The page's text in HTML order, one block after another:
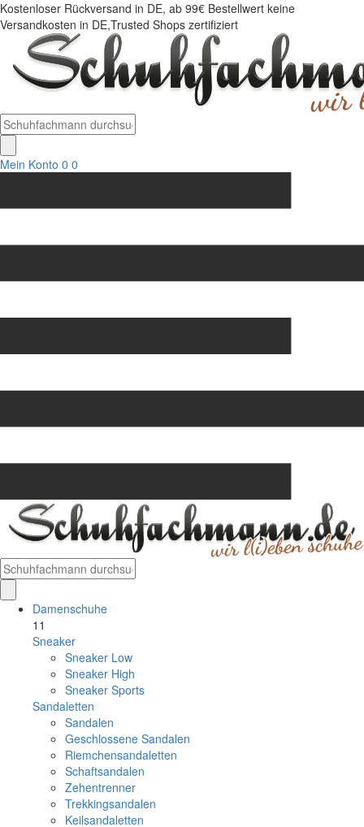
Kostenloser Rückversand in DE, ab 99€ Bestellwert keine
Versandkosten in DE,Trusted Shops zertifiziert
Mein Konto 0 0
Damenschuhe
11
Sneaker
Sneaker Low
Sneaker High
Sneaker Sports
Sandaletten
Sandalen
Geschlossene Sandalen
Riemchensandaletten
Schaftsandalen
Zehentrenner
Trekkingsandalen
Keilsandaletten